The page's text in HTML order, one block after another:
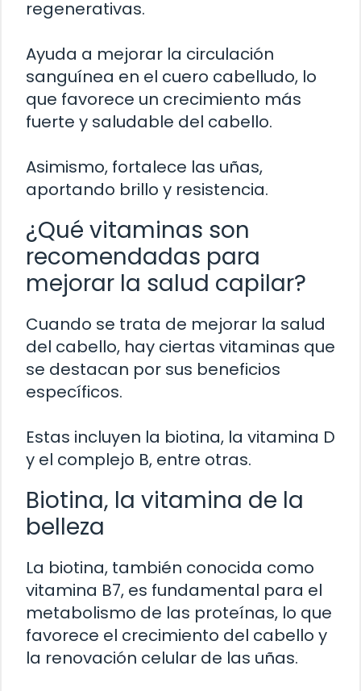
regenerativas.
Ayuda a mejorar la circulación
sanguínea en el cuero cabelludo, lo
que favorece un crecimiento más
fuerte y saludable del cabello.
Asimismo, fortalece las uñas,
aportando brillo y resistencia.
¿Qué vitaminas son
recomendadas para
mejorar la salud capilar?
Cuando se trata de mejorar la salud
del cabello, hay ciertas vitaminas que
se destacan por sus beneficios
específicos.
Estas incluyen la biotina, la vitamina D
y el complejo B, entre otras.
Biotina, la vitamina de la
belleza
La biotina, también conocida como
vitamina B7, es fundamental para el
metabolismo de las proteínas, lo que
favorece el crecimiento del cabello y
la renovación celular de las uñas.